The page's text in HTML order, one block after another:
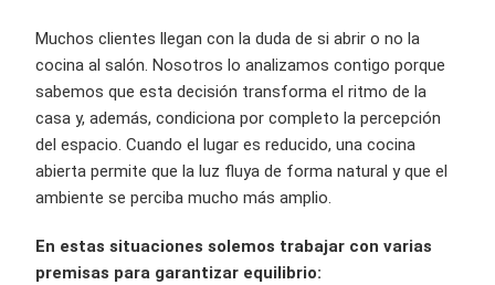
Muchos clientes llegan con la duda de si abrir o no la
cocina al salón. Nosotros lo analizamos contigo porque
sabemos que esta decisión transforma el ritmo de la
casa y, además, condiciona por completo la percepción
del espacio. Cuando el lugar es reducido, una cocina
abierta permite que la luz fluya de forma natural y que el
ambiente se perciba mucho más amplio.
En estas situaciones solemos trabajar con varias
premisas para garantizar equilibrio: